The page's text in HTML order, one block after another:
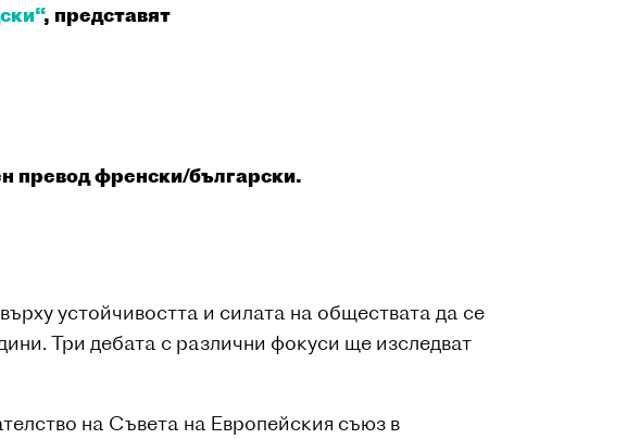
, представят
превод френски/български.
устойчивостта и силата на обществата да се
Три дебата с различни фокуси ще изследват
на Съвета на Европейския съюз в